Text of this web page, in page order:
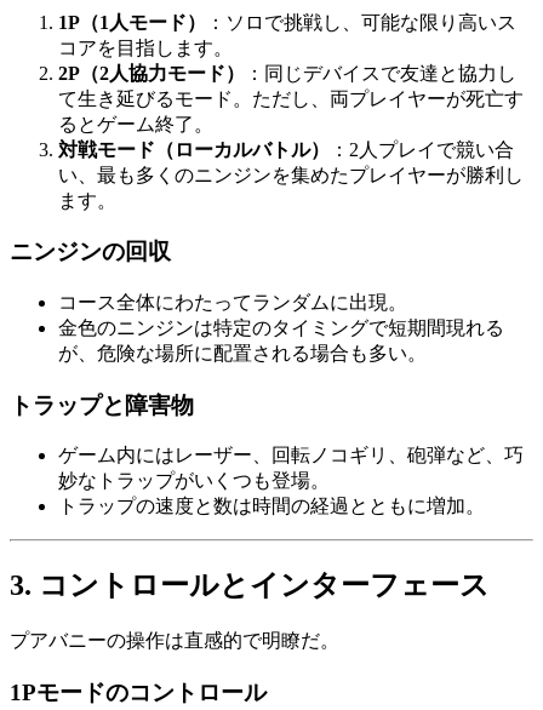
1P（1人モード）
：ソロで挑戦し、可能な限り高いス
コアを目指します。
2P（2人協力モード）
：同じデバイスで友達と協力し
て生き延びるモード。ただし、両プレイヤーが死亡す
るとゲーム終了。
対戦モード（ローカルバトル）
：2人プレイで競い合
い、最も多くのニンジンを集めたプレイヤーが勝利し
ます。
ニンジンの回収
コース全体にわたってランダムに出現。
金色のニンジンは特定のタイミングで短期間現れる
が、危険な場所に配置される場合も多い。
トラップと障害物
ゲーム内にはレーザー、回転ノコギリ、砲弾など、巧
妙なトラップがいくつも登場。
トラップの速度と数は時間の経過とともに増加。
3. コントロールとインターフェース
プアバニーの操作は直感的で明瞭だ。
1Pモードのコントロール